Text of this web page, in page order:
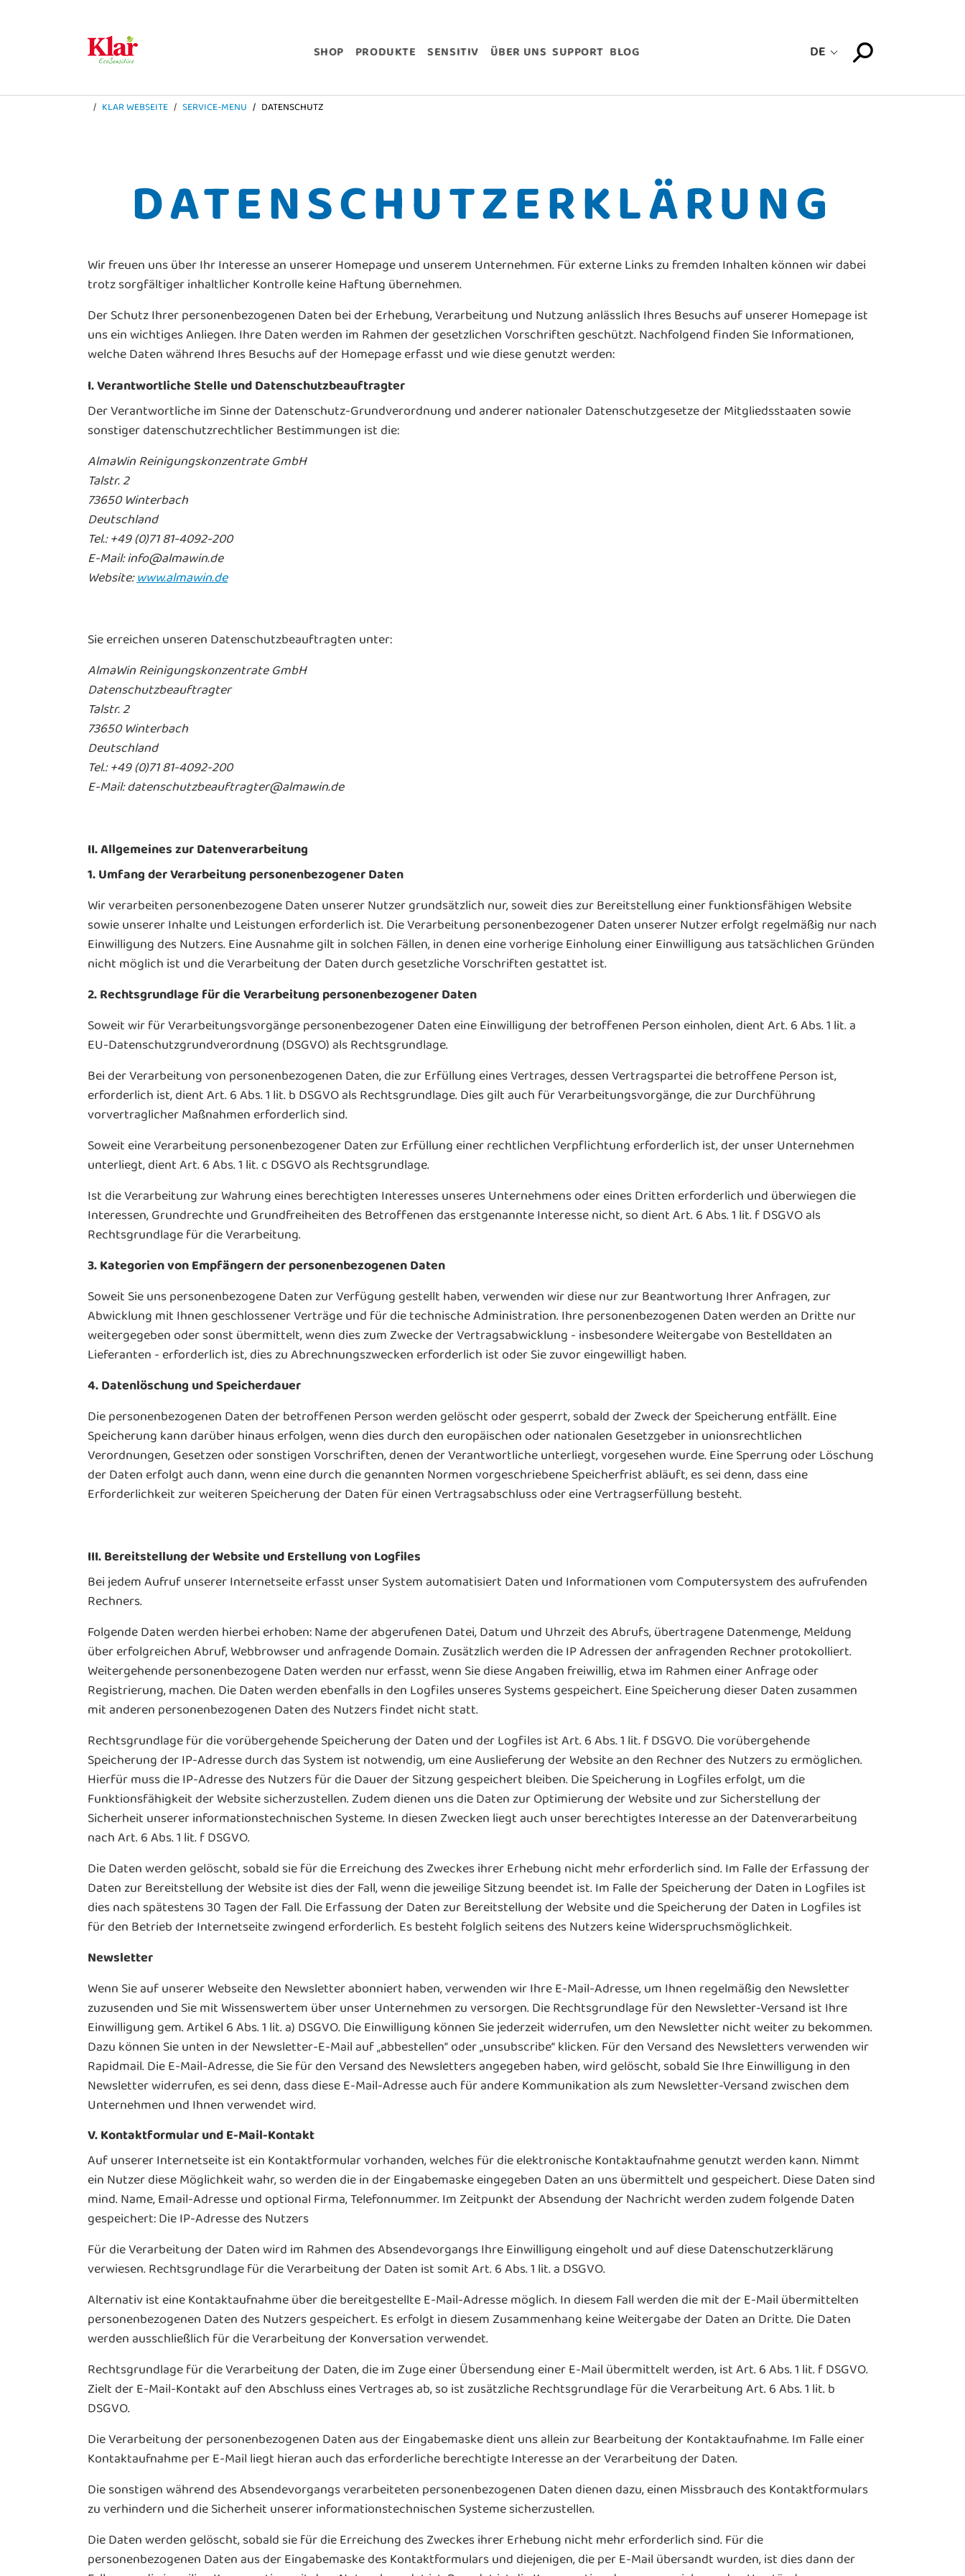
SENSITIV DE
SIE SIND HIER:
KLAR WEBSEITE SERVICE-MENU DATENSCHUTZ
DATENSCHUTZERKLÄRUNG
Wir freuen uns über Ihr Interesse an unserer Homepage und unserem Unternehmen. Für externe Links zu fremden Inhalten können wir dabei
trotz sorgfältiger inhaltlicher Kontrolle keine Haftung übernehmen.
Der Schutz Ihrer personenbezogenen Daten bei der Erhebung, Verarbeitung und Nutzung anlässlich Ihres Besuchs auf unserer Homepage ist
uns ein wichtiges Anliegen. Ihre Daten werden im Rahmen der gesetzlichen Vorschriften geschützt. Nachfolgend finden Sie Informationen,
welche Daten während Ihres Besuchs auf der Homepage erfasst und wie diese genutzt werden:
I. Verantwortliche Stelle und Datenschutzbeauftragter
Der Verantwortliche im Sinne der Datenschutz-Grundverordnung und anderer nationaler Datenschutzgesetze der Mitgliedsstaaten sowie
sonstiger datenschutzrechtlicher Bestimmungen ist die:
AlmaWin Reinigungskonzentrate GmbH
Talstr. 2
73650 Winterbach
Deutschland
Tel.: +49 (0)71 81-4092-200
E-Mail: info@almawin.de
Website:www.almawin.de
Sie erreichen unseren Datenschutzbeauftragten unter:
AlmaWin Reinigungskonzentrate GmbH
Datenschutzbeauftragter
Talstr. 2
73650 Winterbach
Deutschland
Tel.: +49 (0)71 81-4092-200
E-Mail: datenschutzbeauftragter@almawin.de
II. Allgemeines zur Datenverarbeitung
1. Umfang der Verarbeitung personenbezogener Daten
Wir verarbeiten personenbezogene Daten unserer Nutzer grundsätzlich nur, soweit dies zur Bereitstellung einer funktionsfähigen Website
sowie unserer Inhalte und Leistungen erforderlich ist. Die Verarbeitung personenbezogener Daten unserer Nutzer erfolgt regelmäßig nur nach
Einwilligung des Nutzers. Eine Ausnahme gilt in solchen Fällen, in denen eine vorherige Einholung einer Einwilligung aus tatsächlichen Gründen
nicht möglich ist und die Verarbeitung der Daten durch gesetzliche Vorschriften gestattet ist.
2. Rechtsgrundlage für die Verarbeitung personenbezogener Daten
Soweit wir für Verarbeitungsvorgänge personenbezogener Daten eine Einwilligung der betroffenen Person einholen, dient Art. 6 Abs. 1 lit. a
EU-Datenschutzgrundverordnung (DSGVO) als Rechtsgrundlage.
Bei der Verarbeitung von personenbezogenen Daten, die zur Erfüllung eines Vertrages, dessen Vertragspartei die betroffene Person ist,
erforderlich ist, dient Art. 6 Abs. 1 lit. b DSGVO als Rechtsgrundlage. Dies gilt auch für Verarbeitungsvorgänge, die zur Durchführung
vorvertraglicher Maßnahmen erforderlich sind.
Soweit eine Verarbeitung personenbezogener Daten zur Erfüllung einer rechtlichen Verpflichtung erforderlich ist, der unser Unternehmen
unterliegt, dient Art. 6 Abs. 1 lit. c DSGVO als Rechtsgrundlage.
Ist die Verarbeitung zur Wahrung eines berechtigten Interesses unseres Unternehmens oder eines Dritten erforderlich und überwiegen die
Interessen, Grundrechte und Grundfreiheiten des Betroffenen das erstgenannte Interesse nicht, so dient Art. 6 Abs. 1 lit. f DSGVO als
Rechtsgrundlage für die Verarbeitung.
3. Kategorien von Empfängern der personenbezogenen Daten
Soweit Sie uns personenbezogene Daten zur Verfügung gestellt haben, verwenden wir diese nur zur Beantwortung Ihrer Anfragen, zur
Abwicklung mit Ihnen geschlossener Verträge und für die technische Administration. Ihre personenbezogenen Daten werden an Dritte nur
weitergegeben oder sonst übermittelt, wenn dies zum Zwecke der Vertragsabwicklung - insbesondere Weitergabe von Bestelldaten an
Lieferanten - erforderlich ist, dies zu Abrechnungszwecken erforderlich ist oder Sie zuvor eingewilligt haben.
4. Datenlöschung und Speicherdauer
Die personenbezogenen Daten der betroffenen Person werden gelöscht oder gesperrt, sobald der Zweck der Speicherung entfällt. Eine
Speicherung kann darüber hinaus erfolgen, wenn dies durch den europäischen oder nationalen Gesetzgeber in unionsrechtlichen
Verordnungen, Gesetzen oder sonstigen Vorschriften, denen der Verantwortliche unterliegt, vorgesehen wurde. Eine Sperrung oder Löschung
der Daten erfolgt auch dann, wenn eine durch die genannten Normen vorgeschriebene Speicherfrist abläuft, es sei denn, dass eine
Erforderlichkeit zur weiteren Speicherung der Daten für einen Vertragsabschluss oder eine Vertragserfüllung besteht.
III. Bereitstellung der Website und Erstellung von Logfiles
Bei jedem Aufruf unserer Internetseite erfasst unser System automatisiert Daten und Informationen vom Computersystem des aufrufenden
Rechners.
Folgende Daten werden hierbei erhoben: Name der abgerufenen Datei, Datum und Uhrzeit des Abrufs, übertragene Datenmenge, Meldung
über erfolgreichen Abruf, Webbrowser und anfragende Domain. Zusätzlich werden die IP Adressen der anfragenden Rechner protokolliert.
Weitergehende personenbezogene Daten werden nur erfasst, wenn Sie diese Angaben freiwillig, etwa im Rahmen einer Anfrage oder
Registrierung, machen. Die Daten werden ebenfalls in den Logfiles unseres Systems gespeichert. Eine Speicherung dieser Daten zusammen
mit anderen personenbezogenen Daten des Nutzers findet nicht statt.
Rechtsgrundlage für die vorübergehende Speicherung der Daten und der Logfiles ist Art. 6 Abs. 1 lit. f DSGVO. Die vorübergehende
Speicherung der IP-Adresse durch das System ist notwendig, um eine Auslieferung der Website an den Rechner des Nutzers zu ermöglichen.
Hierfür muss die IP-Adresse des Nutzers für die Dauer der Sitzung gespeichert bleiben. Die Speicherung in Logfiles erfolgt, um die
Funktionsfähigkeit der Website sicherzustellen. Zudem dienen uns die Daten zur Optimierung der Website und zur Sicherstellung der
Sicherheit unserer informationstechnischen Systeme. In diesen Zwecken liegt auch unser berechtigtes Interesse an der Datenverarbeitung
nach Art. 6 Abs. 1 lit. f DSGVO.
Die Daten werden gelöscht, sobald sie für die Erreichung des Zweckes ihrer Erhebung nicht mehr erforderlich sind. Im Falle der Erfassung der
Daten zur Bereitstellung der Website ist dies der Fall, wenn die jeweilige Sitzung beendet ist. Im Falle der Speicherung der Daten in Logfiles ist
dies nach spätestens 30 Tagen der Fall. Die Erfassung der Daten zur Bereitstellung der Website und die Speicherung der Daten in Logfiles ist
für den Betrieb der Internetseite zwingend erforderlich. Es besteht folglich seitens des Nutzers keine Widerspruchsmöglichkeit.
Newsletter
Wenn Sie auf unserer Webseite den Newsletter abonniert haben, verwenden wir Ihre E-Mail-Adresse, um Ihnen regelmäßig den Newsletter
zuzusenden und Sie mit Wissenswertem über unser Unternehmen zu versorgen. Die Rechtsgrundlage für den Newsletter-Versand ist Ihre
Einwilligung gem. Artikel 6 Abs. 1 lit. a) DSGVO. Die Einwilligung können Sie jederzeit widerrufen, um den Newsletter nicht weiter zu bekommen.
Dazu können Sie unten in der Newsletter-E-Mail auf „abbestellen“ oder „unsubscribe“ klicken. Für den Versand des Newsletters verwenden wir
Rapidmail. Die E-Mail-Adresse, die Sie für den Versand des Newsletters angegeben haben, wird gelöscht, sobald Sie Ihre Einwilligung in den
Newsletter widerrufen, es sei denn, dass diese E-Mail-Adresse auch für andere Kommunikation als zum Newsletter-Versand zwischen dem
Unternehmen und Ihnen verwendet wird.
V. Kontaktformular und E-Mail-Kontakt
Auf unserer Internetseite ist ein Kontaktformular vorhanden, welches für die elektronische Kontaktaufnahme genutzt werden kann. Nimmt
ein Nutzer diese Möglichkeit wahr, so werden die in der Eingabemaske eingegeben Daten an uns übermittelt und gespeichert. Diese Daten sind
mind. Name, Email-Adresse und optional Firma, Telefonnummer. Im Zeitpunkt der Absendung der Nachricht werden zudem folgende Daten
gespeichert: Die IP-Adresse des Nutzers
Für die Verarbeitung der Daten wird im Rahmen des Absendevorgangs Ihre Einwilligung eingeholt und auf diese Datenschutzerklärung
verwiesen. Rechtsgrundlage für die Verarbeitung der Daten ist somit Art. 6 Abs. 1 lit. a DSGVO.
Alternativ ist eine Kontaktaufnahme über die bereitgestellte E-Mail-Adresse möglich. In diesem Fall werden die mit der E-Mail übermittelten
personenbezogenen Daten des Nutzers gespeichert. Es erfolgt in diesem Zusammenhang keine Weitergabe der Daten an Dritte. Die Daten
werden ausschließlich für die Verarbeitung der Konversation verwendet.
Rechtsgrundlage für die Verarbeitung der Daten, die im Zuge einer Übersendung einer E-Mail übermittelt werden, ist Art. 6 Abs. 1 lit. f DSGVO.
Zielt der E-Mail-Kontakt auf den Abschluss eines Vertrages ab, so ist zusätzliche Rechtsgrundlage für die Verarbeitung Art. 6 Abs. 1 lit. b
DSGVO.
Die Verarbeitung der personenbezogenen Daten aus der Eingabemaske dient uns allein zur Bearbeitung der Kontaktaufnahme. Im Falle einer
Kontaktaufnahme per E-Mail liegt hieran auch das erforderliche berechtigte Interesse an der Verarbeitung der Daten.
Die sonstigen während des Absendevorgangs verarbeiteten personenbezogenen Daten dienen dazu, einen Missbrauch des Kontaktformulars
zu verhindern und die Sicherheit unserer informationstechnischen Systeme sicherzustellen.
Die Daten werden gelöscht, sobald sie für die Erreichung des Zweckes ihrer Erhebung nicht mehr erforderlich sind. Für die
personenbezogenen Daten aus der Eingabemaske des Kontaktformulars und diejenigen, die per E-Mail übersandt wurden, ist dies dann der